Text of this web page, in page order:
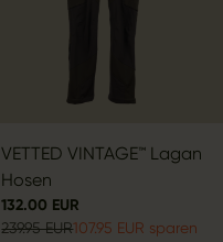
VETTED VINTAGE™ Lagan
Hosen
132.00 EUR
239.95 EUR107.95 EUR sparen